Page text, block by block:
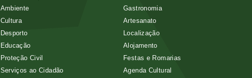
Ambiente
Cultura
Desporto
Educação
Proteção Civil
Serviços ao Cidadão
Gastronomia
Artesanato
Localização
Alojamento
Festas e Romarias
Agenda Cultural